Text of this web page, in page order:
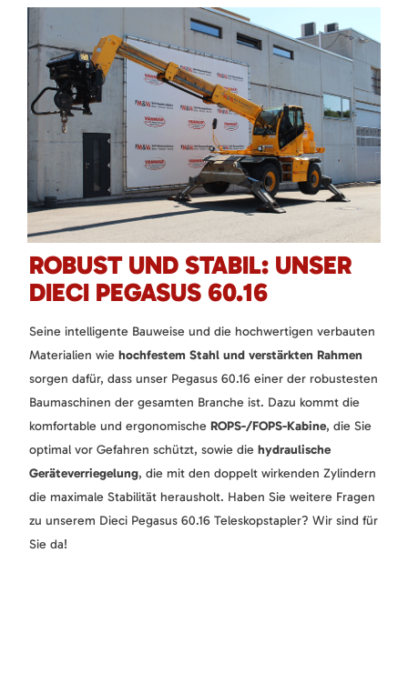
ROBUST UND STABIL: UNSER
DIECI PEGASUS 60.16
Seine intelligente Bauweise und die hochwertigen verbauten
Materialien wie hochfestem Stahl und verstärkten Rahmen
sorgen dafür, dass unser Pegasus 60.16 einer der robustesten
Baumaschinen der gesamten Branche ist. Dazu kommt die
komfortable und ergonomische ROPS-/FOPS-Kabine, die Sie
optimal vor Gefahren schützt, sowie die hydraulische
Geräteverriegelung, die mit den doppelt wirkenden Zylindern
die maximale Stabilität herausholt. Haben Sie weitere Fragen
zu unserem Dieci Pegasus 60.16 Teleskopstapler? Wir sind für
Sie da!